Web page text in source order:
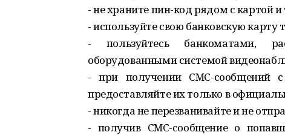
- не храните пин-код рядом с картой и
- используйте свою банковскую карту
- пользуйтесь банкоматами,
оборудованными системой
- при получении CMC-сообщений
предоставляйте их только в
- никогда не перезванивайте и не
- получив CMC-сообщение о